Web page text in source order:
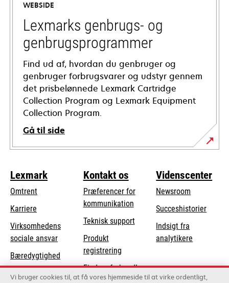
new
tab
WEBSIDE
Lexmarks genbrugs- og
genbrugsprogrammer
Find ud af, hvordan du genbruger og
genbruger forbrugsvarer og udstyr gennem
det prisbelønnede Lexmark Cartridge
Collection Program og Lexmark Equipment
Collection Program.
Gå til side
Lexmark
Omtrent
Karriere
Virksomhedens
sociale ansvaropens
in
a
new
Bæredygtighed
Lexmark-partnere
Kontakt os
Præferencer for
kommunikation
Teknisk supportopens
tab
Produkt
registrering
Find en forhandler
Videnscenter
Newsroom
Succeshistorier
Indsigt fra
analytikere
Vi bruger cookies til, at få vores hjemmeside til at virke ordentligt,